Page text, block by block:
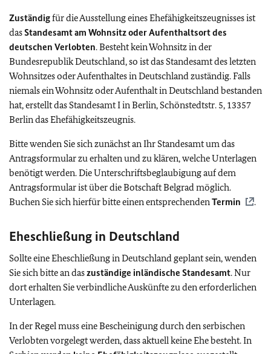
Zuständigfür die Ausstellung eines Ehefähigkeitszeugnisses ist
dasStandesamt am Wohnsitz oder Aufenthaltsort des
deutschen Verlobten. Besteht kein Wohnsitz in der
Bundesrepublik Deutschland, so ist das Standesamt des letzten
Wohnsitzes oder Aufenthaltes in Deutschland zuständig. Falls
niemals ein Wohnsitz oder Aufenthalt in Deutschland bestanden
hat, erstellt das Standesamt I in Berlin, Schönstedtstr. 5, 13357
Berlin das Ehefähigkeitszeugnis.
Bitte wenden Sie sich zunächst an Ihr Standesamt um das
Antragsformular zu erhalten und zu klären, welche Unterlagen
benötigt werden. Die Unterschriftsbeglaubigung auf dem
Antragsformular ist über die Botschaft Belgrad möglich.
Buchen Sie sich hierfür bitte einen entsprechendenTermin .
Eheschließung in Deutschland
Sollte eine Eheschließung in Deutschland geplant sein, wenden
Sie sich bitte an daszuständige inländische Standesamt. Nur
dort erhalten Sie verbindliche Auskünfte zu den erforderlichen
Unterlagen.
In der Regel muss eine Bescheinigung durch den serbischen
Verlobten vorgelegt werden, dass aktuell keine Ehe besteht. In